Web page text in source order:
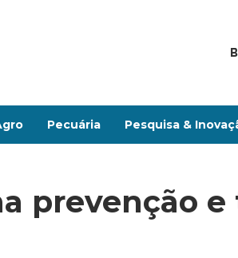
Pecuária Pesquisa &
prevenção